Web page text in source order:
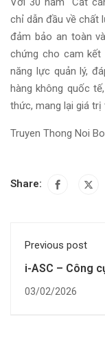
chỉ dẫn đầu về chất
đảm bảo an toàn
chứng cho cam kết
năng lực quản lý,
hàng không quốc
thức, mang lại giá
Truyen Thong Noi
Share:
Previous post
i-ASC – Công
hóa an toàn
03/02/2026